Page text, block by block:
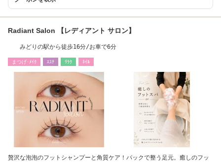
Radiant Salon 【レディアント サロン】
みどりの駅から徒歩16分/お車で6分
まつげ･ﾒｲｸ ｴｽﾃ ﾘﾗｸ ﾈｲﾙ
贅沢な泡泡のフットシャンプーと角質ケア！パックで整う足元。癒しのフッ